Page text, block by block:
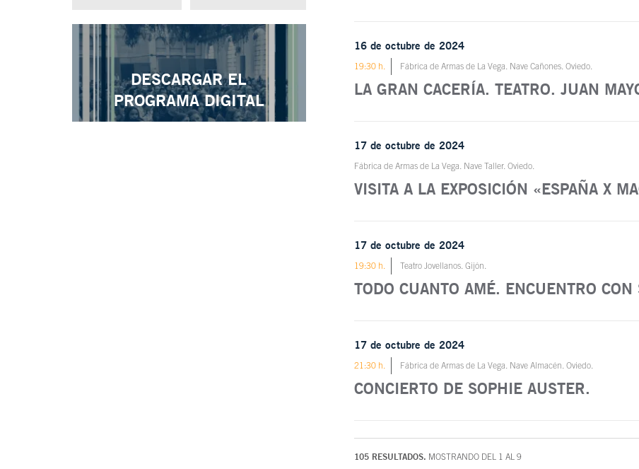
16 de octubre de 2024
19:30 h. Fábrica de Armas de La Vega. Nave Cañones. Oviedo.
LA GRAN CACERÍA. TEATRO. JUAN
17 de octubre de 2024
Fábrica de Armas de La Vega. Nave Taller. Oviedo.
VISITA A LA EXPOSICIÓN «ESPAÑA X
17 de octubre de 2024
19:30 h. Teatro Jovellanos. Gijón.
TODO CUANTO AMÉ. ENCUENTRO CON
17 de octubre de 2024
21:30 h. Fábrica de Armas de La Vega. Nave Almacén. Oviedo.
CONCIERTO DE SOPHIE AUSTER.
105 RESULTADOS. MOSTRANDO DEL 1 AL 9
DESCARGAR EL
PROGRAMA DIGITAL